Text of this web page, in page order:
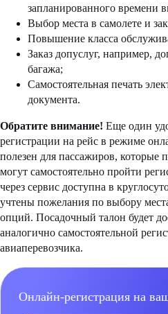
запланированного времени
Выбор места в самолете и
Повышение класса
Заказ допуслуг, например,
багажа;
Самостоятельная печать
документа.
Обратите внимание! Еще один
регистрации на рейс в режиме
полезен для пассажиров,
могут самостоятельно пройти
через сервис доступна в
учтены пожелания по выбору
опций. Посадочный талон будет
аналогично самостоятельной
авиаперевозчика.
Онлайн-регистрация на